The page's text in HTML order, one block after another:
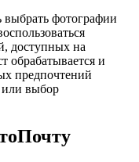
фотографии
доступных на
обрабатывается и
предпочтений
или выбор